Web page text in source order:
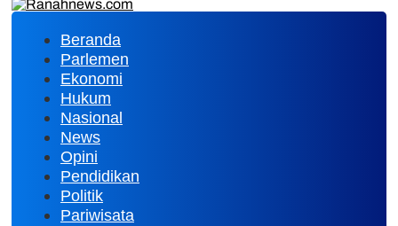
Beranda
Parlemen
Ekonomi
Hukum
Nasional
News
Opini
Pendidikan
Politik
Pariwisata